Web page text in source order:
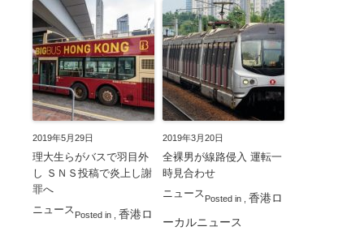
2019年5月29日
理大生らがバスで羽目外
し ＳＮＳ投稿で炎上し謝
罪へ
Posted in
ニュース
香港ロ
2019年3月20日
全裸男が線路侵入 運転一
時見合わせ
Posted in
ニュース
香港ロ
ーカルニュース